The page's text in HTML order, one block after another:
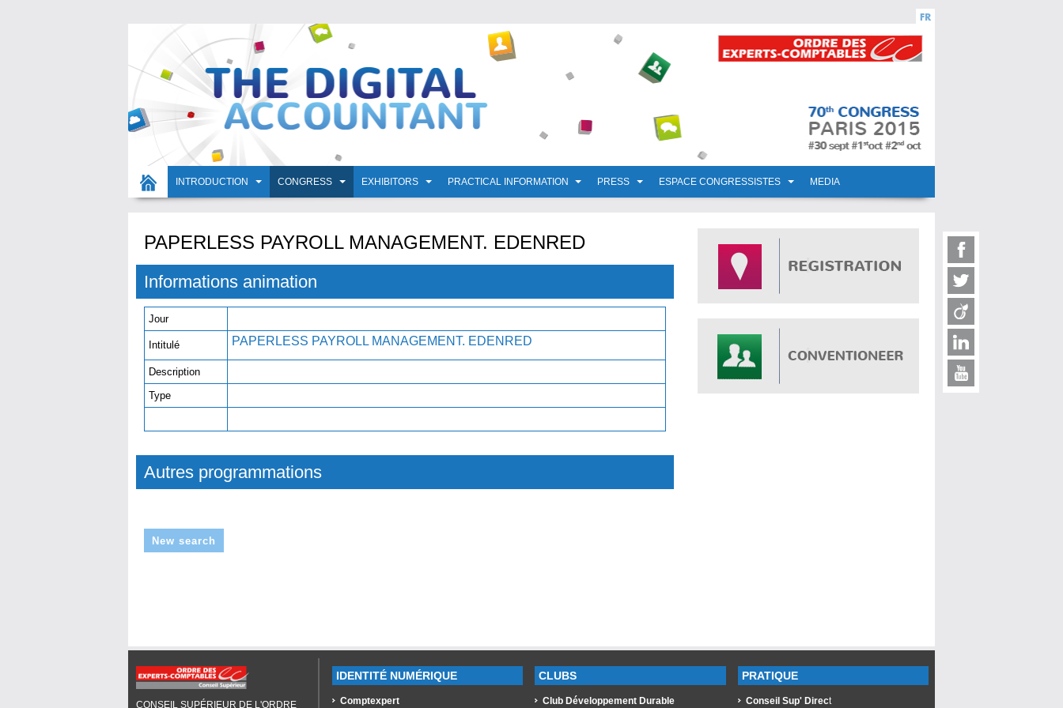
INTRODUCTION CONGRESS EXHIBITORS PRACTICAL INFORMATION PRESS ESPACE CONGRESSISTES MEDIA
PAPERLESS PAYROLL MANAGEMENT. EDENRED
Informations animation
Jour
Intitulé PAPERLESS PAYROLL MANAGEMENT. EDENRED
Description
Type
Autres programmations
New search
CONSEIL SUPÉRIEUR DE L'ORDRE
IDENTITÉ NUMÉRIQUE
Comptexpert
CLUBS
Club Développement Durable
PRATIQUE
Conseil Sup' Direct